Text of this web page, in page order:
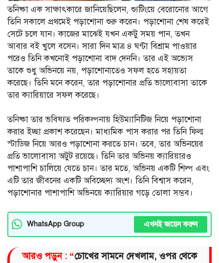
তনিষ্কা এক সাক্ষাৎকারে জানিয়েছিলেন, শ্যুটিংয়ে বেরোনোর আগে
তিনি সকালে প্রথমেই পড়াশোনা শুরু করেন। পড়াশোনা শেষ করেই
সেটে চলে যান। কাজের মাঝেই যখন একটু সময় পান, তখন
আবার বই খুলে বসেন। সারা দিন মাত্র ৪ ঘণ্টা বিশ্রাম পাওয়ার
পরেও তিনি কখনোই পড়াশোনা বাদ দেননি। তার এই অভ্যেস
তাকে শুধু অভিনয়ে নয়, পড়াশোনাতেও সফল হতে সহায়তা
করেছে। তিনি মনে করেন, তার পড়াশোনার প্রতি ভালোবাসা তাকে
তার ক্যারিয়ারে সফল করেছে।
তনিষ্কা তার ভবিষ্যত পরিকল্পনায় হিউম্যানিটিজ নিয়ে পড়াশোনা
করার ইচ্ছা প্রকাশ করেছেন। মাধ্যমিক পাস করার পর তিনি ফিল্ম
স্টাডিজ নিয়ে আরও পড়াশোনা করতে চান। তবে, তার অভিনয়ের
প্রতি ভালোবাসা অটুট রয়েছে। তিনি তার অভিনয় ক্যারিয়ারও
পাশাপাশি চালিয়ে যেতে চান। তার মতে, অভিনয় একটি শিল্প এবং
এটি তার জীবনের একটি অবিচ্ছেদ্য অংশ। তিনি বিশ্বাস করেন,
পড়াশোনার পাশাপাশি অভিনয়ে ক্যারিয়ার গড়ে তোলা সম্ভব।
WhatsApp Group এখনই জয়েন করুন
আরও পড়ুন : “চোখের সামনে দেখলাম, ওপর থেকে